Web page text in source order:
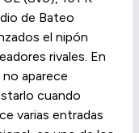
de Bateo
el nipón
rivales. En
aparece
cuando
varias entradas